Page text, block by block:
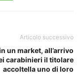
Articolo successivo
un market, all’arrivo
carabinieri il titolare
accoltella uno di loro